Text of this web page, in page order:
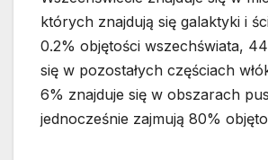
których znajdują się galaktyki i
0.2% objętości wszechświata,
się w pozostałych częściach
6% znajduje się w obszarach
jednocześnie zajmują 80%